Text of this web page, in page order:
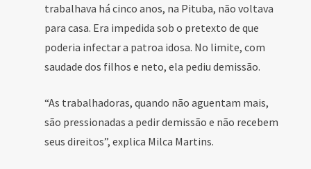
trabalhava há cinco anos, na Pituba, não voltava
para casa. Era impedida sob o pretexto de que
poderia infectar a patroa idosa. No limite, com
saudade dos filhos e neto, ela pediu demissão.
“As trabalhadoras, quando não aguentam mais,
são pressionadas a pedir demissão e não recebem
seus direitos”, explica Milca Martins.